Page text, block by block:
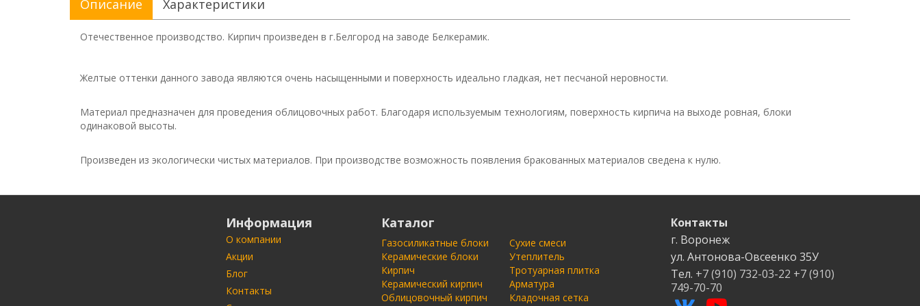
Описание Характеристики
Отечественное производство. Кирпич произведен в г.Белгород на заводе Белкерамик.
Желтые оттенки данного завода являются очень насыщенными и поверхность идеально гладкая, нет песчаной неровности.
Материал предназначен для проведения облицовочных работ. Благодаря используемым технологиям, поверхность кирпича на выходе ровная, блоки
одинаковой высоты.
Произведен из экологически чистых материалов. При производстве возможность появления бракованных материалов сведена к нулю.
Информация
О компании
Акции
Блог
Контакты
Каталог
Газосиликатные блоки
Керамические блоки
Кирпич
Керамический кирпич
Облицовочный кирпич
Сухие смеси
Утеплитель
Тротуарная плитка
Арматура
Кладочная сетка
Контакты
г. Воронеж
ул. Антонова-Овсеенко 35У
Тел. +7 (910) 732-03-22 +7 (910)
749-70-70